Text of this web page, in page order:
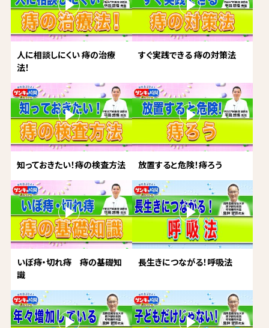
人に相談しにくい 痔の治療
法！
すぐ実践できる 痔の対策法
知っておきたい！痔の検査方法 放置すると危険！痔ろう
いぼ痔・切れ痔 痔の基礎知
識
長生きにつながる！呼吸法